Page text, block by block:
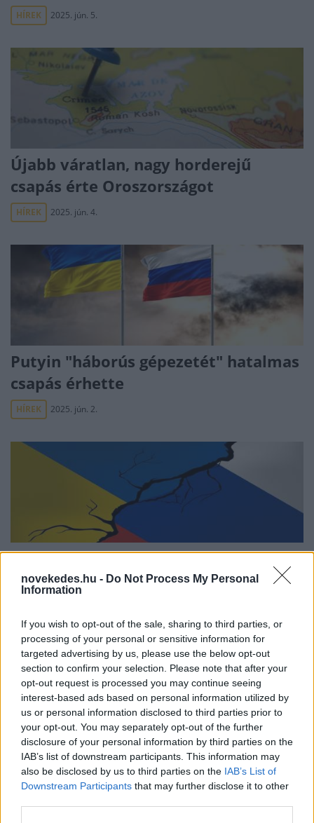
novekedes.hu - Do Not Process My Personal
Information
If you wish to opt-out of the sale, sharing to third parties, or
processing of your personal or sensitive information for
targeted advertising by us, please use the below opt-out
section to confirm your selection. Please note that after your
opt-out request is processed you may continue seeing
interest-based ads based on personal information utilized by
us or personal information disclosed to third parties prior to
your opt-out. You may separately opt-out of the further
disclosure of your personal information by third parties on the
IAB’s list of downstream participants. This information may
also be disclosed by us to third parties on the IAB’s List of
Downstream Participants that may further disclose it to other
HÍREK 2025. jún. 5.
Újabb váratlan, nagy horderejű
csapás érte Oroszországot
HÍREK 2025. jún. 4.
Putyin "háborús gépezetét" hatalmas
csapás érhette
HÍREK 2025. jún. 2.
Két nagy támadás érte
Oroszországot, rengeteg a halott
Elesett egy ukrán település keleten
HÍREK 2025. máj. 30.